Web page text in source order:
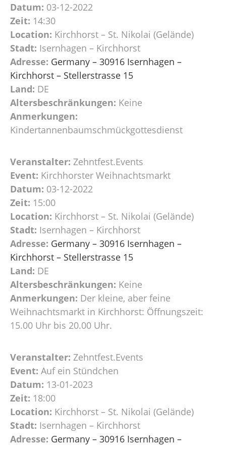
Datum: 03-12-2022
Zeit: 14:30
Location: Kirchhorst – St. Nikolai (Gelände)
Stadt: Isernhagen – Kirchhorst
Adresse: Germany – 30916 Isernhagen –
Kirchhorst – Stellerstrasse 15
Land: DE
Altersbeschränkungen: Keine
Anmerkungen:
Kindertannenbaumschmückgottesdienst
Veranstalter: Zehntfest.Events
Event: Kirchhorster Weihnachtsmarkt
Datum: 03-12-2022
Zeit: 15:00
Location: Kirchhorst – St. Nikolai (Gelände)
Stadt: Isernhagen – Kirchhorst
Adresse: Germany – 30916 Isernhagen –
Kirchhorst – Stellerstrasse 15
Land: DE
Altersbeschränkungen: Keine
Anmerkungen: Der kleine, aber feine
Weihnachtsmarkt in Kirchhorst: Öffnungszeit:
15.00 Uhr bis 20.00 Uhr.
Veranstalter: Zehntfest.Events
Event: Auf ein Stündchen
Datum: 13-01-2023
Zeit: 18:00
Location: Kirchhorst – St. Nikolai (Gelände)
Stadt: Isernhagen – Kirchhorst
Adresse: Germany – 30916 Isernhagen –